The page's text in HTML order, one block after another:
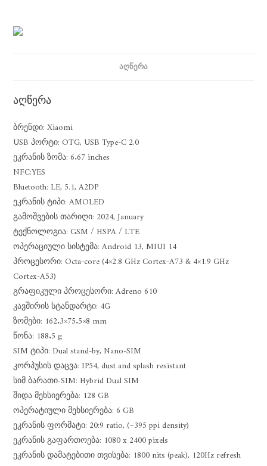
ᲐᲦᲬᲔᲠᲐ
აღწერა
ბრენდი: Xiaomi
USB პორტი: OTG, USB Type-C 2.0
ეკრანის ზომა: 6.67 inches
NFC:YES
Bluetooth: LE, 5.1, A2DP
ეკრანის ტიპი: AMOLED
გამოშვების თარიღი: 2024, January
ტექნოლოგია: GSM / HSPA / LTE
ოპერაციული სისტემა: Android 13, MIUI 14
პროცესორი: Octa-core (4×2.8 GHz Cortex-A73 & 4×1.9 GHz
Cortex-A53)
გრაფიკული პროცესორი: Adreno 610
კავშირის სტანდარტი: 4G
ზომები: 162.3×75.5×8 mm
წონა: 188.5 g
SIM ტიპი: Dual stand-by, Nano-SIM
კორპუსის დაცვა: IP54, dust and splash resistant
სიმ ბარათი-SIM: Hybrid Dual SIM
შიდა მეხსიერება: 128 GB
ოპერატიული მეხსიერება: 6 GB
ეკრანის ფორმატი: 20:9 ratio, (~395 ppi density)
ეკრანის გაფართოება: 1080 x 2400 pixels
ეკრანის დამატებითი თვისება: 1800 nits (peak), 120Hz refresh